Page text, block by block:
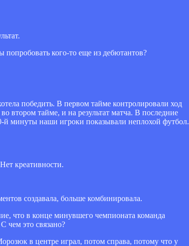
кого-то еще из дебютантов?
победить. В первом тайме контролировали ход
втором тайме, и на результат матча. В последние
й минуты наши игроки показывали неплохой футбол.
креативности.
создавала, больше комбинировала.
что в конце минувшего чемпионата команда
чем это связано?
в центре играл, потом справа, потому что у